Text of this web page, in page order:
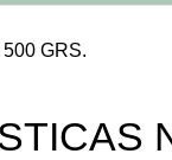
GRS.